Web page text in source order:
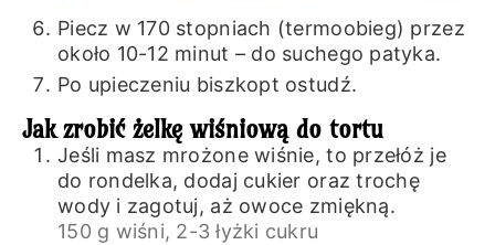
Piecz w 170 stopniach (termoobieg) przez
około 10-12 minut – do suchego patyka.
Po upieczeniu biszkopt ostudź.
Jak zrobić żelkę wiśniową do tortu
Jeśli masz mrożone wiśnie, to przełóż je
do rondelka, dodaj cukier oraz trochę
wody i zagotuj, aż owoce zmiękną.
150 g wiśni, 2-3 łyżki cukru